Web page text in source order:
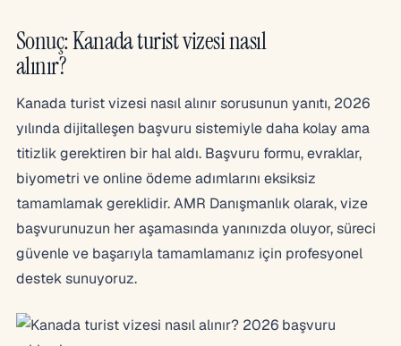
Sonuç: Kanada turist vizesi nasıl
alınır?
Kanada turist vizesi nasıl alınır sorusunun yanıtı, 2026
yılında dijitalleşen başvuru sistemiyle daha kolay ama
titizlik gerektiren bir hal aldı. Başvuru formu, evraklar,
biyometri ve online ödeme adımlarını eksiksiz
tamamlamak gereklidir. AMR Danışmanlık olarak, vize
başvurunuzun her aşamasında yanınızda oluyor, süreci
güvenle ve başarıyla tamamlamanız için profesyonel
destek sunuyoruz.